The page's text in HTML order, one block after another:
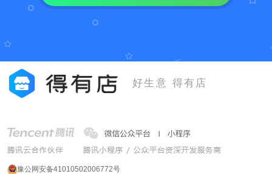
好生意 得有店
豫公网安备41010502006772号